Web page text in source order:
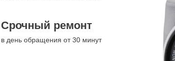
Срочный ремонт
в день обращения от 30 минут